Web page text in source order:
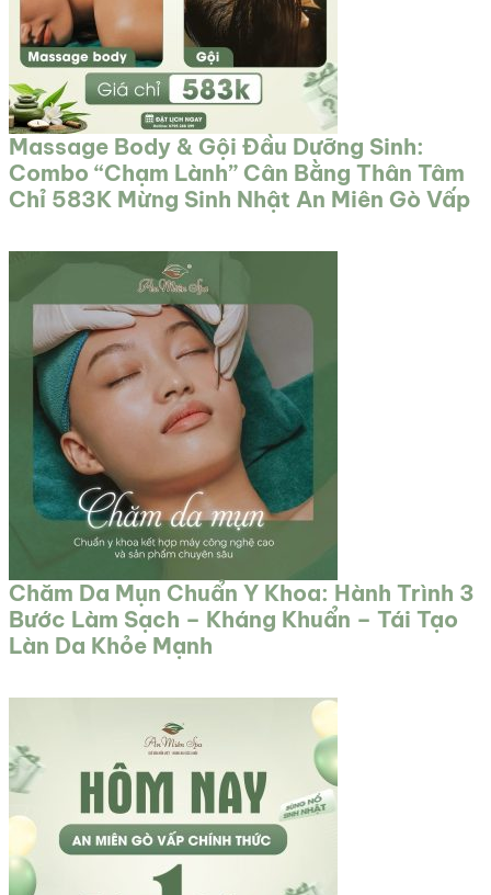
Massage Body & Gội Đầu Dưỡng Sinh:
Combo “Chạm Lành” Cân Bằng Thân Tâm
Chỉ 583K Mừng Sinh Nhật An Miên Gò Vấp
Chăm Da Mụn Chuẩn Y Khoa: Hành Trình 3
Bước Làm Sạch – Kháng Khuẩn – Tái Tạo
Làn Da Khỏe Mạnh